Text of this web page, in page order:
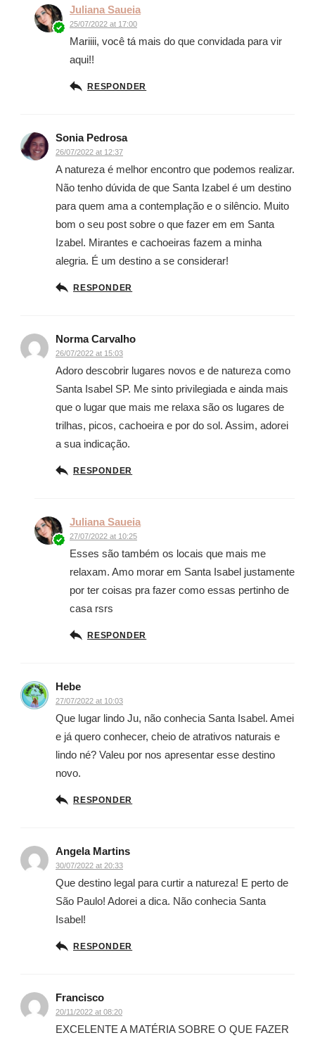
Juliana Saueia
25/07/2022 at 17:00
Mariiii, você tá mais do que convidada para vir
aqui!!
RESPONDER
Sonia Pedrosa
26/07/2022 at 12:37
A natureza é melhor encontro que podemos realizar.
Não tenho dúvida de que Santa Izabel é um destino
para quem ama a contemplação e o silêncio. Muito
bom o seu post sobre o que fazer em em Santa
Izabel. Mirantes e cachoeiras fazem a minha
alegria. É um destino a se considerar!
RESPONDER
Norma Carvalho
26/07/2022 at 15:03
Adoro descobrir lugares novos e de natureza como
Santa Isabel SP. Me sinto privilegiada e ainda mais
que o lugar que mais me relaxa são os lugares de
trilhas, picos, cachoeira e por do sol. Assim, adorei
a sua indicação.
RESPONDER
Juliana Saueia
27/07/2022 at 10:25
Esses são também os locais que mais me
relaxam. Amo morar em Santa Isabel justamente
por ter coisas pra fazer como essas pertinho de
casa rsrs
RESPONDER
Hebe
27/07/2022 at 10:03
Que lugar lindo Ju, não conhecia Santa Isabel. Amei
e já quero conhecer, cheio de atrativos naturais e
lindo né? Valeu por nos apresentar esse destino
novo.
RESPONDER
Angela Martins
30/07/2022 at 20:33
Que destino legal para curtir a natureza! E perto de
São Paulo! Adorei a dica. Não conhecia Santa
Isabel!
RESPONDER
Francisco
20/11/2022 at 08:20
EXCELENTE A MATÉRIA SOBRE O QUE FAZER